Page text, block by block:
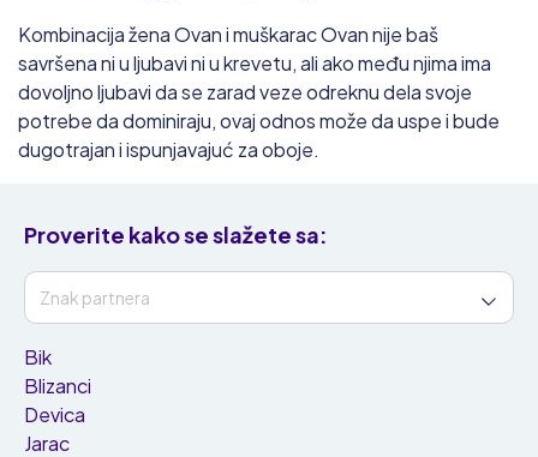
Kombinacija žena Ovan i muškarac Ovan nije baš
savršena ni u ljubavi ni u krevetu, ali ako među njima ima
dovoljno ljubavi da se zarad veze odreknu dela svoje
potrebe da dominiraju, ovaj odnos može da uspe i bude
dugotrajan i ispunjavajuć za oboje.
Proverite kako se slažete sa:
Bik
Blizanci
Devica
Jarac